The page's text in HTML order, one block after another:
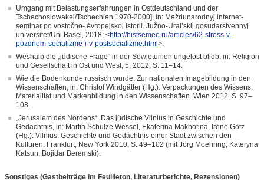
Umgang mit Belastungserfahrungen in Ostdeutschland und der
Tschechoslowakei/Tschechien 1970-2000], in: Meždunarodnyj internet-
seminar po vostočno- ėvropejskoj istorii. Južno-Ural’skij gosudarstvennyj
universitet/Uni Basel, 2018; <http://histsemee.ru/articles/62-stress-v-
pozdnem-socializme-i-v-postsocializme.html >.
Weshalb die „jüdische Frage“ in der Sowjetunion ungelöst blieb, in: Religion
und Gesellschaft in Ost und West, 5, 2012, S. 11–14.
Wie die Bodenkunde russisch wurde. Zur nationalen Imagebildung in den
Wissenschaften, in: Christof Windgätter (Hg.): Verpackungen des Wissens.
Materialität und Markenbildung in den Wissenschaften. Wien 2012, S. 97–
108.
„Jerusalem des Nordens“. Das jüdische Vilnius in Geschichte und
Gedächtnis, in: Martin Schulze Wessel, Ekaterina Makhotina, Irene Götz
(Hg.): Vilnius. Geschichte und Gedächtnis einer Stadt zwischen den
Kulturen. Frankfurt, New York 2010, S. 49–102 (mit Jörg Moehring, Kateryna
Katsun, Bojidar Beremski).
Sonstiges (Gastbeiträge im Feuilleton, Literaturberichte, Rezensionen)